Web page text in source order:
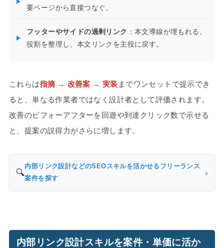
要ページから直接つなぐ。
フッターやサイドの過剰リンク ：本文導線が埋もれる。
役割を整理し、本文リンクを主役に戻す。
これらは指摘 → 改善案 → 実装 までワンセットで提示でき
ると、単なる作業者ではなく設計者として評価されます。
改善のビフォーアフターを回遊や到達クリック数で示せる
と、提案の説得力がさらに増します。
🔍
内部リンク設計などのSEOスキルを活かせるフリーランス
案件を探す
›
内部リンク設計スキルを案件・単価に活か